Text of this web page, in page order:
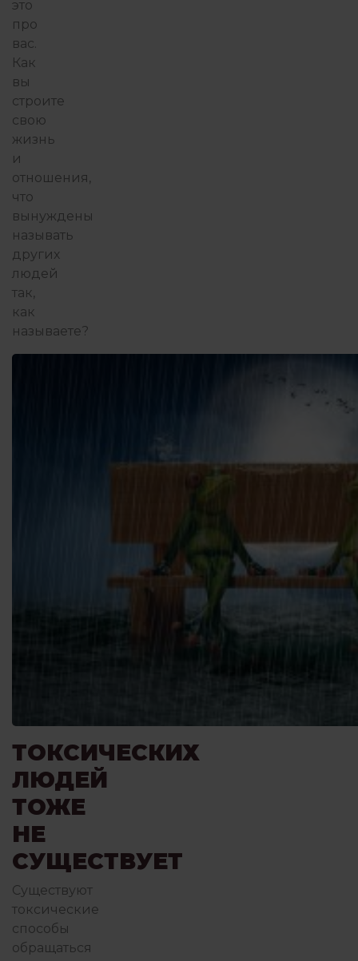
это
про
вас.
Как
вы
строите
свою
жизнь
и
отношения,
что
вынуждены
называть
других
людей
так,
как
называете?
ТОКСИЧЕСКИХ
ЛЮДЕЙ
ТОЖЕ
НЕ
СУЩЕСТВУЕТ
Существуют
токсические
способы
обращаться